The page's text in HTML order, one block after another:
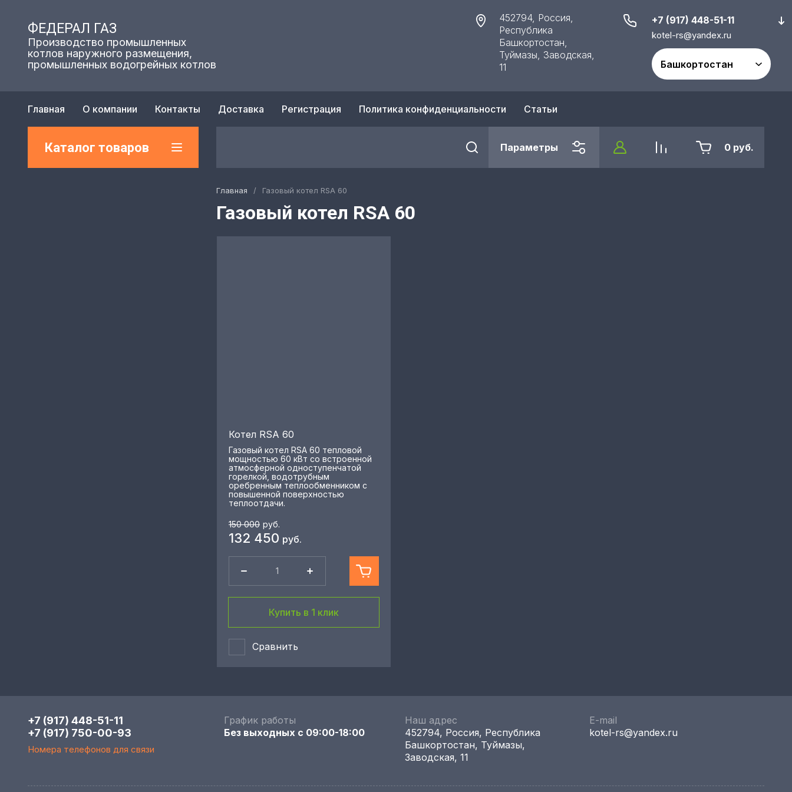
ФЕДЕРАЛ ГАЗ
Производство промышленных
котлов наружного размещения,
промышленных водогрейных котлов
452794, Россия,
Республика
Башкортостан,
Туймазы, Заводская,
11
+7 (917) 448-51-11
kotel-rs@yandex.ru
Главная О компании Контакты Доставка Регистрация Политика конфиденциальности Статьи
Каталог товаров Параметры 0 руб.
Главная / Газовый котел RSA 60
Газовый котел RSA 60
Котел RSA 60
Газовый котел RSA 60 тепловой
мощностью 60 кВт со встроенной
атмосферной одноступенчатой
горелкой, водотрубным
оребренным теплообменником с
повышенной поверхностью
теплоотдачи.
150 000 руб.
132 450 руб.
Купить в 1 клик
Сравнить
+7 (917) 448-51-11
+7 (917) 750-00-93
Номера телефонов для связи
График работы
Без выходных с 09:00-18:00
Наш адрес
452794, Россия, Республика
Башкортостан, Туймазы,
Заводская, 11
E-mail
kotel-rs@yandex.ru